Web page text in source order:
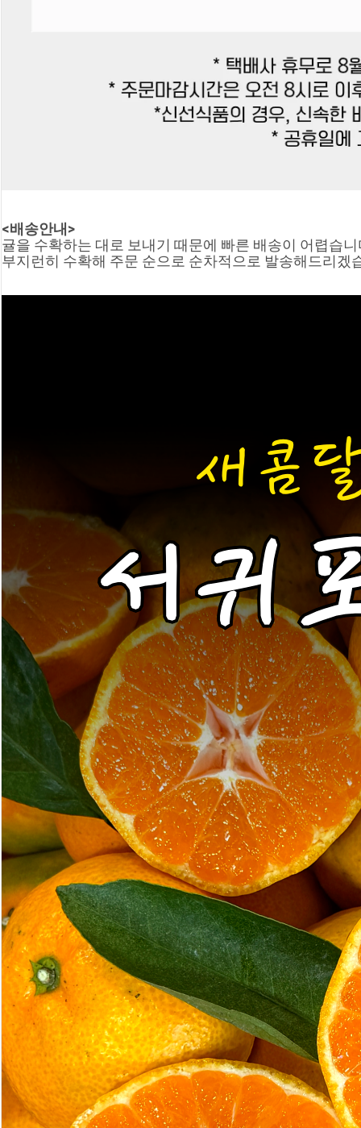
<배송안내>
귤을 수확하는 대로 보내기 때문에 빠른 배송이 어렵습니
부지런히 수확해 주문 순으로 순차적으로 발송해드리겠